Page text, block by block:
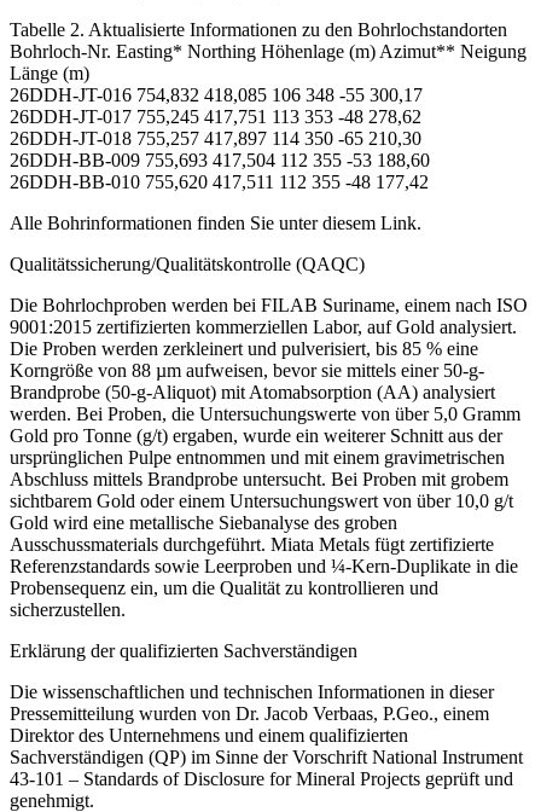
Tabelle 2. Aktualisierte Informationen zu den Bohrlochstandorten
Bohrloch-Nr. Easting* Northing Höhenlage (m) Azimut** Neigung
Länge (m)
26DDH-JT-016 754,832 418,085 106 348 -55 300,17
26DDH-JT-017 755,245 417,751 113 353 -48 278,62
26DDH-JT-018 755,257 417,897 114 350 -65 210,30
26DDH-BB-009 755,693 417,504 112 355 -53 188,60
26DDH-BB-010 755,620 417,511 112 355 -48 177,42
Alle Bohrinformationen finden Sie unter diesem Link.
Qualitätssicherung/Qualitätskontrolle (QAQC)
Die Bohrlochproben werden bei FILAB Suriname, einem nach ISO
9001:2015 zertifizierten kommerziellen Labor, auf Gold analysiert.
Die Proben werden zerkleinert und pulverisiert, bis 85 % eine
Korngröße von 88 µm aufweisen, bevor sie mittels einer 50-g-
Brandprobe (50-g-Aliquot) mit Atomabsorption (AA) analysiert
werden. Bei Proben, die Untersuchungswerte von über 5,0 Gramm
Gold pro Tonne (g/t) ergaben, wurde ein weiterer Schnitt aus der
ursprünglichen Pulpe entnommen und mit einem gravimetrischen
Abschluss mittels Brandprobe untersucht. Bei Proben mit grobem
sichtbarem Gold oder einem Untersuchungswert von über 10,0 g/t
Gold wird eine metallische Siebanalyse des groben
Ausschussmaterials durchgeführt. Miata Metals fügt zertifizierte
Referenzstandards sowie Leerproben und ¼-Kern-Duplikate in die
Probensequenz ein, um die Qualität zu kontrollieren und
sicherzustellen.
Erklärung der qualifizierten Sachverständigen
Die wissenschaftlichen und technischen Informationen in dieser
Pressemitteilung wurden von Dr. Jacob Verbaas, P.Geo., einem
Direktor des Unternehmens und einem qualifizierten
Sachverständigen (QP) im Sinne der Vorschrift National Instrument
43-101 – Standards of Disclosure for Mineral Projects geprüft und
genehmigt.